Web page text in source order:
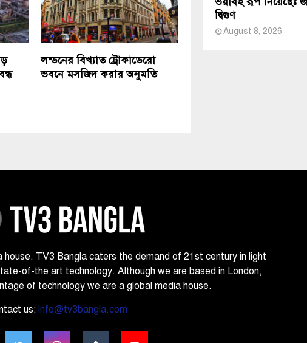
লন্ডনের বিখ্যাত ট্রোকাডেরো
ভবনে মসজিদ করার অনুমতি
দ্বিগুণ
August 8, 2026
house. TV3 Bangla caters the demand of 21st century in light
of-the art technology. Although we are based in London,
of technology we are a global media house.
us:info@tv3bangla.com